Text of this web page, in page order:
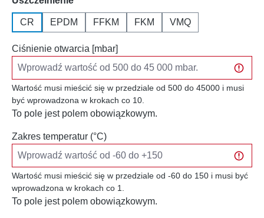
CR EPDM FFKM FKM VMQ
Ciśnienie otwarcia [mbar]
Wartość musi mieścić się w przedziale od 500 do 45000 i musi
być wprowadzona w krokach co 10.
To pole jest polem obowiązkowym.
Zakres temperatur (°C)
Wartość musi mieścić się w przedziale od -60 do 150 i musi być
wprowadzona w krokach co 1.
To pole jest polem obowiązkowym.